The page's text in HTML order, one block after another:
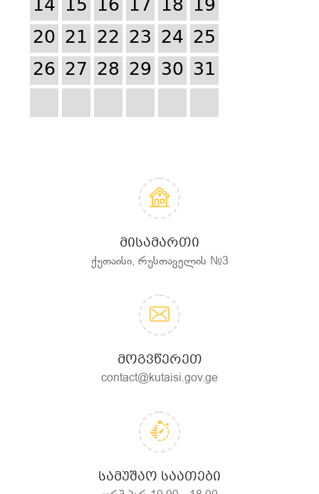
14 15 16 17 18 19
20 21 22 23 24 25
26 27 28 29 30 31
ᲛᲘᲡᲐᲛᲐᲠᲗᲘ
ქუთაისი, რუსთაველის №3
ᲛᲝᲒᲕᲬᲔᲠᲔᲗ
contact@kutaisi.gov.ge
ᲡᲐᲛᲣᲨᲐᲝ ᲡᲐᲐᲗᲔᲑᲘ